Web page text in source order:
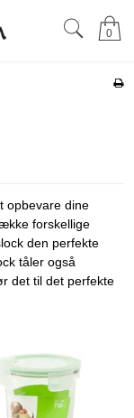
0
opbevare dine
forskellige
den perfekte
tåler også
det til det perfekte